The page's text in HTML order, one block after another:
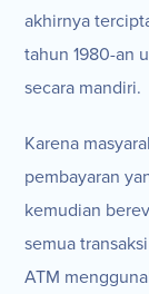
akhirnya
tahun 1980-an
secara mandiri.
Karena
pembayaran
kemudian
semua
ATM